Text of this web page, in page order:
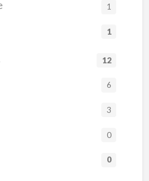
1
1
12
6
3
0
0